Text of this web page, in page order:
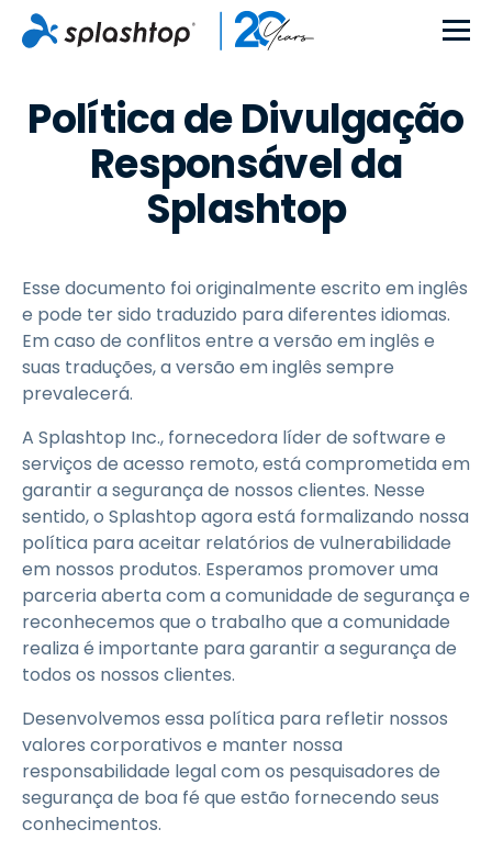
Política de Divulgação
Responsável da
Splashtop
Esse documento foi originalmente escrito em inglês
e pode ter sido traduzido para diferentes idiomas.
Em caso de conflitos entre a versão em inglês e
suas traduções, a versão em inglês sempre
prevalecerá.
A Splashtop Inc., fornecedora líder de software e
serviços de acesso remoto, está comprometida em
garantir a segurança de nossos clientes. Nesse
sentido, o Splashtop agora está formalizando nossa
política para aceitar relatórios de vulnerabilidade
em nossos produtos. Esperamos promover uma
parceria aberta com a comunidade de segurança e
reconhecemos que o trabalho que a comunidade
realiza é importante para garantir a segurança de
todos os nossos clientes.
Desenvolvemos essa política para refletir nossos
valores corporativos e manter nossa
responsabilidade legal com os pesquisadores de
segurança de boa fé que estão fornecendo seus
conhecimentos.